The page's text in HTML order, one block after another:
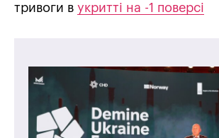
тривоги в укритті на -1 поверсі